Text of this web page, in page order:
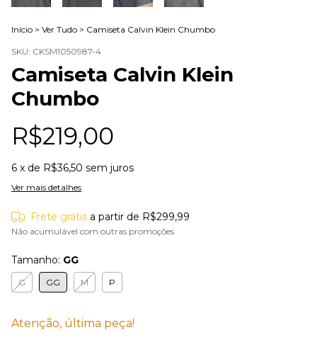
Início > Ver Tudo > Camiseta Calvin Klein Chumbo
SKU: CKSM1050987-4
Camiseta Calvin Klein
Chumbo
R$219,00
6 x de R$36,50 sem juros
Ver mais detalhes
Frete grátis a partir de R$299,99
Não acumulável com outras promoções
Tamanho: GG
G GG M P
Atenção, última peça!